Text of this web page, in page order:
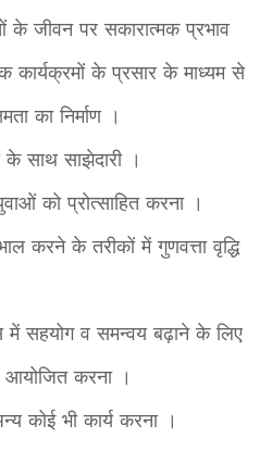
के जीवन पर सकारात्मक प्रभाव
कार्यक्रमों के प्रसार के माध्यम से
का निर्माण ।
के साथ साझेदारी ।
को प्रोत्साहित करना ।
करने के तरीकों में गुणवत्ता वृद्धि
सहयोग व समन्वय बढ़ाने के लिए
करना ।
कोई भी कार्य करना ।